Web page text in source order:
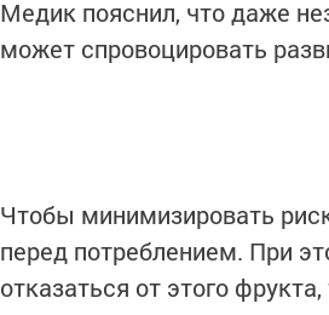
Медик пояснил, что даже
может спровоцировать
Чтобы минимизировать
перед потреблением. При
отказаться от этого